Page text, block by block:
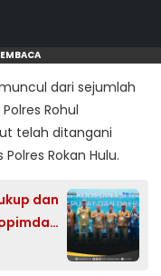
dari sejumlah
Rohul
telah ditangani
Rokan Hulu.
dan